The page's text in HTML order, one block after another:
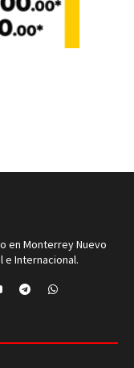
en Monterrey Nuevo
e Internacional.